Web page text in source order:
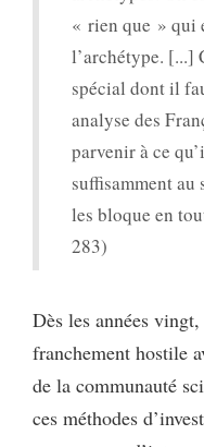
« rien que » qui
l’archétype. [...]
spécial dont il
analyse des
parvenir à ce
suffisamment
les bloque en
283)
Dès les années
franchement hostile
de la communauté
ces méthodes